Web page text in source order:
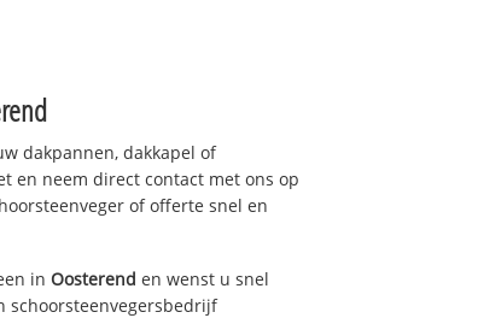
dakpannen, dakkapel of
en neem direct contact met ons op
of offerte snel en
in Oosterend en wenst u snel
schoorsteenvegersbedrijf